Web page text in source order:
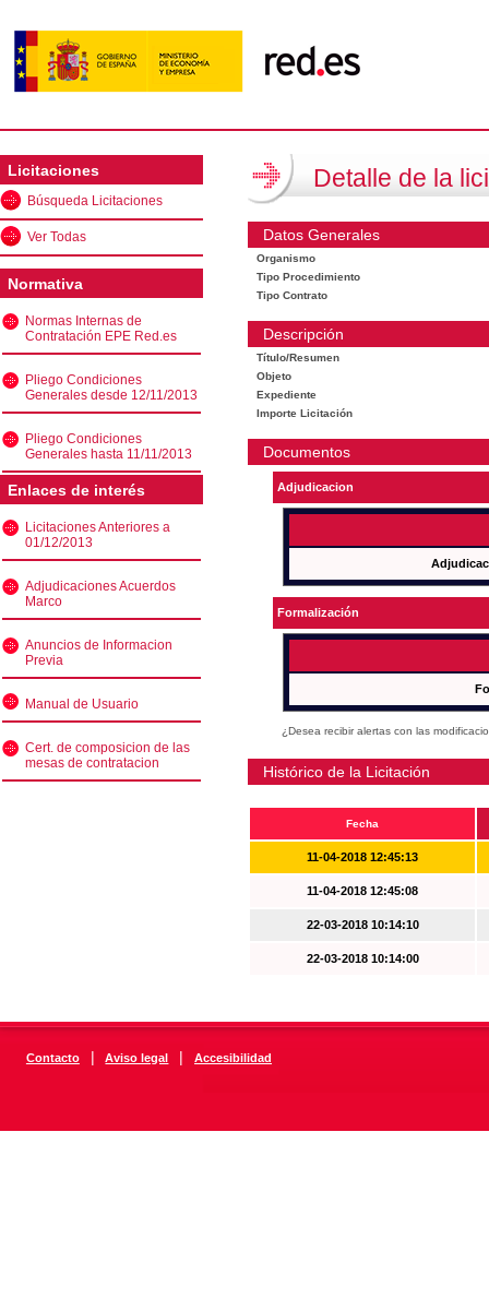
Licitaciones
Búsqueda Licitaciones
Ver Todas
Normativa
Normas Internas de
Contratación EPE Red.es
Pliego Condiciones
Generales desde 12/11/2013
Pliego Condiciones
Generales hasta 11/11/2013
Enlaces de interés
Licitaciones Anteriores a
01/12/2013
Adjudicaciones Acuerdos
Marco
Anuncios de Informacion
Previa
Manual de Usuario
Cert. de composicion de las
mesas de contratacion
Detalle de la
Datos Generales
Organismo
Tipo Procedimiento
Tipo Contrato
Descripción
Título/Resumen
Objeto
Expediente
Importe Licitación
Documentos
Adjudicacion
Formalización
¿Desea recibir alertas con las
Histórico de la Licitación
Fecha
11-04-2018 12:45:13
11-04-2018 12:45:08
22-03-2018 10:14:10
22-03-2018 10:14:00
Contacto | Aviso legal | Accesibilidad